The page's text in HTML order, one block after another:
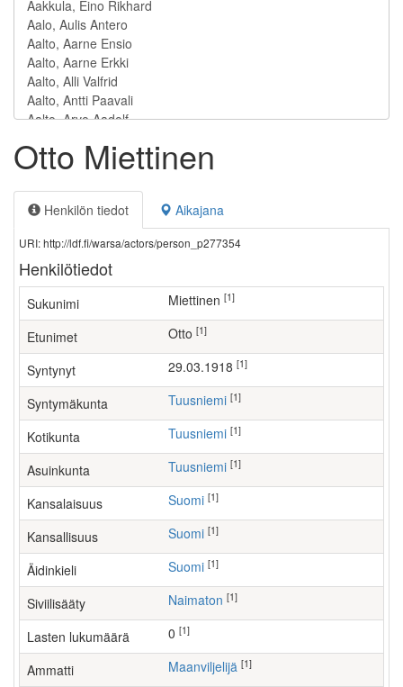
Otto Miettinen
Henkilön tiedot Aikajana
URI: http://ldf.fi/warsa/actors/person_p277354
Henkilötiedot
Sukunimi Miettinen [1]
Etunimet Otto [1]
Syntynyt 29.03.1918 [1]
Syntymäkunta Tuusniemi [1]
Kotikunta Tuusniemi [1]
Asuinkunta Tuusniemi [1]
Kansalaisuus Suomi [1]
Kansallisuus Suomi [1]
Äidinkieli Suomi [1]
Siviilisääty Naimaton [1]
Lasten lukumäärä [1]
Ammatti maanviljelijä [1]